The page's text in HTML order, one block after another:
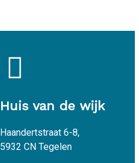
Huis van de wijk
Haandertstraat 6-8,
5932 CN Tegelen